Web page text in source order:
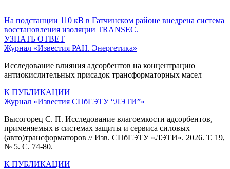
На подстанции 110 кВ в Гатчинском районе внедрена система
восстановления изоляции TRANSEC.
УЗНАТЬ ОТВЕТ
Журнал «Известия РАН. Энергетика»
Исследование влияния адсорбентов на концентрацию
антиокислительных присадок трансформаторных масел
К ПУБЛИКАЦИИ
Журнал «Известия СПбГЭТУ “ЛЭТИ”»
Высогорец С. П. Исследование влагоемкости адсорбентов,
применяемых в системах защиты и сервиса силовых
(авто)трансформаторов // Изв. СПбГЭТУ «ЛЭТИ». 2026. Т. 19,
№ 5. С. 74-80.
К ПУБЛИКАЦИИ